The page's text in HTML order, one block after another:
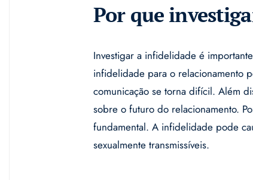
Por que
Investigar a infidelidade é
infidelidade para o relacionamento
comunicação se torna difícil. Além
sobre o futuro do relacionamento.
fundamental. A infidelidade pode
sexualmente transmissíveis.